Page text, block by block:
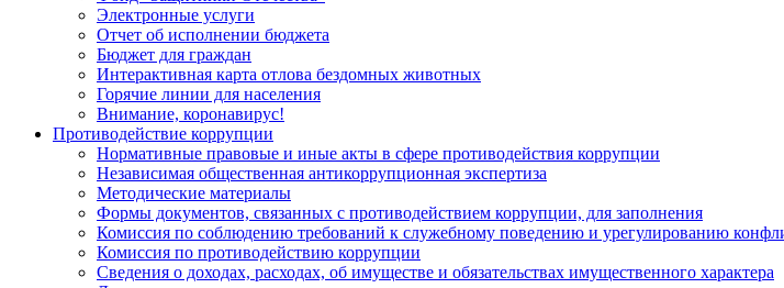
Электронные услуги
Отчет об исполнении бюджета
Бюджет для граждан
Интерактивная карта отлова бездомных животных
Горячие линии для населения
Внимание, коронавирус!
Противодействие коррупции
Нормативные правовые и иные акты в сфере противодействия коррупции
Независимая общественная антикоррупционная экспертиза
Методические материалы
Формы документов, связанных с противодействием коррупции, для заполнения
Комиссия по соблюдению требований к служебному поведению и урегулированию
Комиссия по противодействию коррупции
Сведения о доходах, расходах, об имуществе и обязательствах имущественного характера